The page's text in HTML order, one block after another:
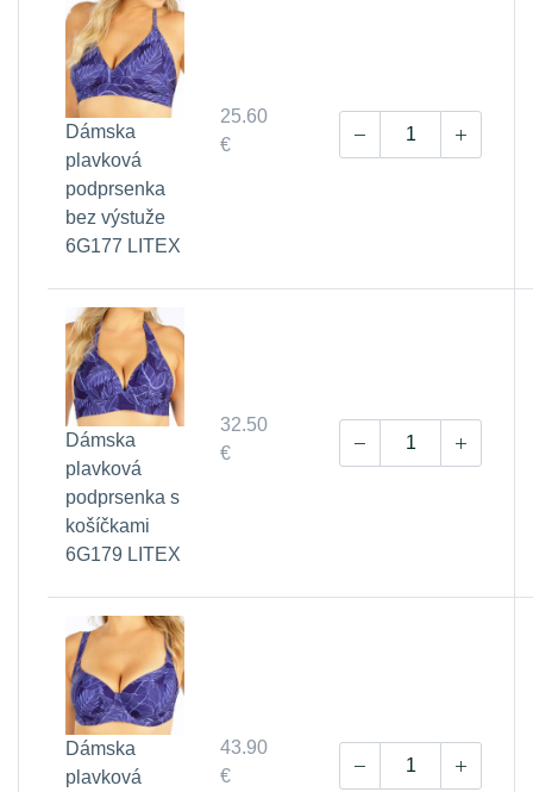
Dámska
plavková
podprsenka
bez výstuže
6G177 LITEX
25.60
€
Dámska
plavková
podprsenka s
košíčkami
6G179 LITEX
32.50
€
Dámska
plavková
43.90
€